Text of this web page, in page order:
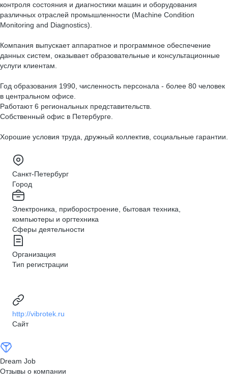
контроля состояния и диагностики машин и оборудования
различных отраслей промышленности (Machine Condition
Monitoring and Diagnostics).
Компания выпускает аппаратное и программное обеспечение
данных систем, оказывает образовательные и консультационные
услуги клиентам.
Год образования 1990, численность персонала - более 80 человек
в центральном офисе.
Работают 6 региональных представительств.
Собственный офис в Петербурге.
Хорошие условия труда, дружный коллектив, социальные гарантии.
Санкт-Петербург
Город
Электроника, приборостроение, бытовая техника,
компьютеры и оргтехника
Сферы деятельности
Организация
Тип регистрации
http://vibrotek.ru
Сайт
Dream Job
Отзывы о компании